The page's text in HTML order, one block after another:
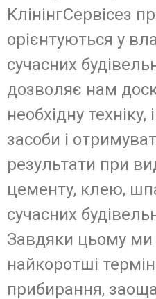
КлінінгСервісез
орієнтуються у
сучасних
дозволяє нам
необхідну
засоби і
результати при
цементу, клею,
сучасних
Завдяки цьому
найкоротші
прибирання,